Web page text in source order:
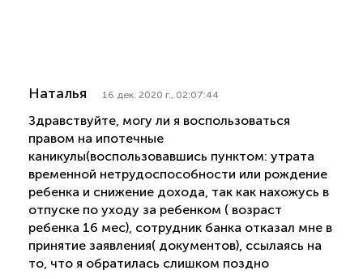
Наталья 16 дек. 2020 г., 02:07:44
Здравствуйте, могу ли я воспользоваться
правом на ипотечные
каникулы(воспользовавшись пунктом: утрата
временной нетрудоспособности или рождение
ребенка и снижение дохода, так как нахожусь в
отпуске по уходу за ребенком ( возраст
ребенка 16 мес), сотрудник банка отказал мне в
принятие заявления( документов), ссылаясь на
то, что я обратилась слишком поздно